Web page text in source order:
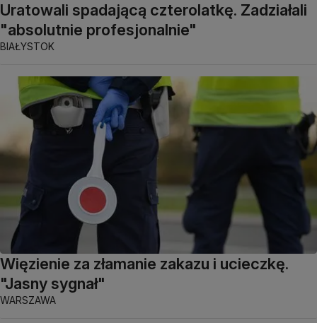
Uratowali spadającą czterolatkę. Zadziałali
"absolutnie profesjonalnie"
BIAŁYSTOK
Więzienie za złamanie zakazu i ucieczkę.
"Jasny sygnał"
WARSZAWA